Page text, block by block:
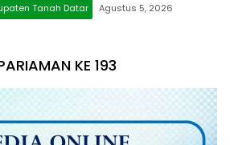
Tanah Datar Agustus 5, 2026
KE 193